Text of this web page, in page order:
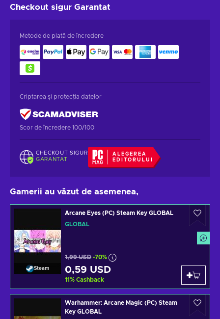
Checkout sigur Garantat
Metode de plată de încredere
Criptarea și protecția datelor
Scor de încredere 100/100
CHECKOUT SIGUR
GARANTAT
ALEGEREA
EDITORULUI
Gamerii au văzut de asemenea,
Steam
Arcane Eyes (PC) Steam Key GLOBAL
GLOBAL
1,99 USD -70%
0,59 USD
11% Cashback
Warhammer: Arcane Magic (PC) Steam
Key GLOBAL